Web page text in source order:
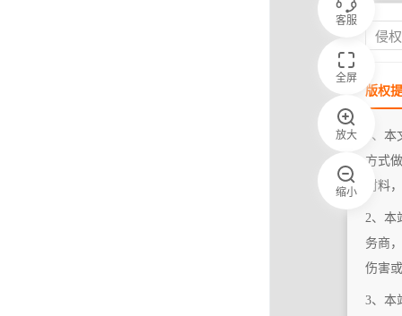
客服
全屏
放大
缩小
侵
版权
1、
方式
材料
2、本
务商
伤害
3、本